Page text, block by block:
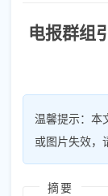
电报群组
温馨提示：本
或图片失效，
摘要